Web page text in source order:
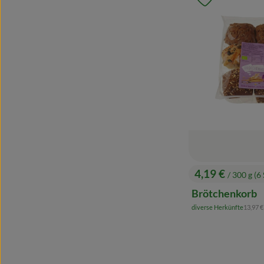
, Preis:
4,19 € / 300 g (6
Brötchenkorb
, Herkunft:
diverse Herkünfte,13,97 €